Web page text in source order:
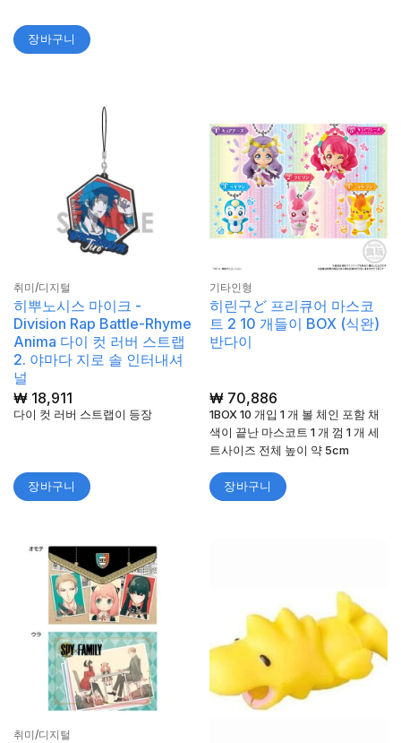
장바구니
취미/디지털
히뿌노시스 마이크 -
Division Rap Battle-Rhyme
Anima 다이 컷 러버 스트랩
2. 야마다 지로 솔 인터내셔
널
₩18,911
다이 컷 러버 스트랩이 등장
장바구니
기타인형
히린구ど 프리큐어 마스코
트 2 10 개들이 BOX (식완)
반다이
₩70,886
1BOX 10 개입 1 개 볼 체인 포함 채
색이 끝난 마스코트 1 개 껌 1 개 세
트사이즈 전체 높이 약 5cm
장바구니
취미/디지털